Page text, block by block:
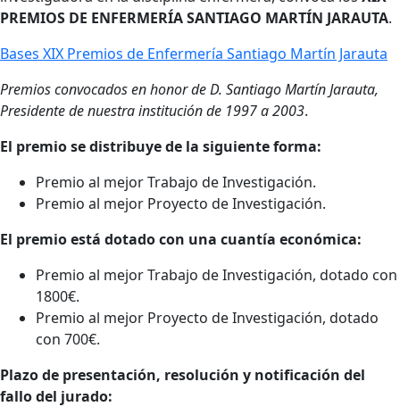
PREMIOS DE ENFERMERÍA SANTIAGO MARTÍN JARAUTA.
Bases XIX Premios de Enfermería Santiago Martín Jarauta
Premios convocados en honor de D. Santiago Martín Jarauta,
Presidente de nuestra institución de 1997 a 2003.
El premio se distribuye de la siguiente forma:
Premio al mejor Trabajo de Investigación.
Premio al mejor Proyecto de Investigación.
El premio está dotado con una cuantía económica:
Premio al mejor Trabajo de Investigación, dotado con
1800€.
Premio al mejor Proyecto de Investigación, dotado
con 700€.
Plazo de presentación, resolución y notificación del
fallo del jurado: